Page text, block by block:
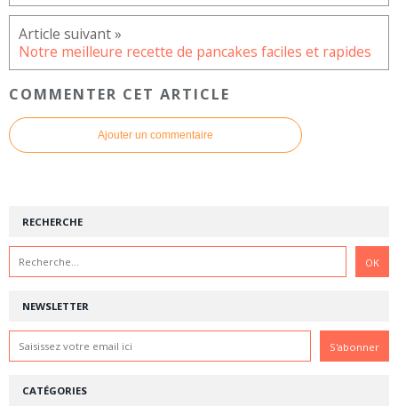
Notre meilleure recette de pancakes faciles et rapides
COMMENTER CET ARTICLE
Ajouter un commentaire
NEWSLETTER
RECHERCHE
CATÉGORIES